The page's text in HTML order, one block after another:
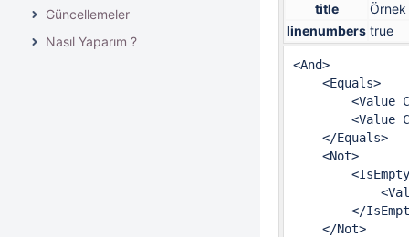
Güncellemeler
Nasıl Yaparım ?
title
Örnek
linenumbers true
<And>
    <Equals>
<Value
<Value
    </Equals>
    <Not>
</
    </Not>